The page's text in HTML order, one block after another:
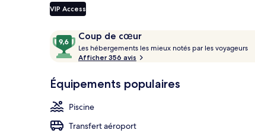
VIP Access
Avis
voyageurs
Coup de cœur
9,6
sur
10,
de
Les hébergements les mieux notés par les voyageurs
Afficher 356 avis
Équipements populaires
Piscine
Transfert aéroport